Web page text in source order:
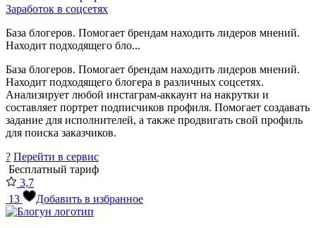
Заработок в соцсетях
База блогеров. Помогает брендам находить лидеров мнений.
Находит подходящего бло...
База блогеров. Помогает брендам находить лидеров мнений.
Находит подходящего блогера в различных соцсетях.
Анализирует любой инстаграм-аккаунт на накрутки и
составляет портрет подписчиков профиля. Помогает создавать
задание для исполнителей, а также продвигать свой профиль
для поиска заказчиков.
? Перейти в сервис
Бесплатный тариф
3,7
13
Добавить в избранное